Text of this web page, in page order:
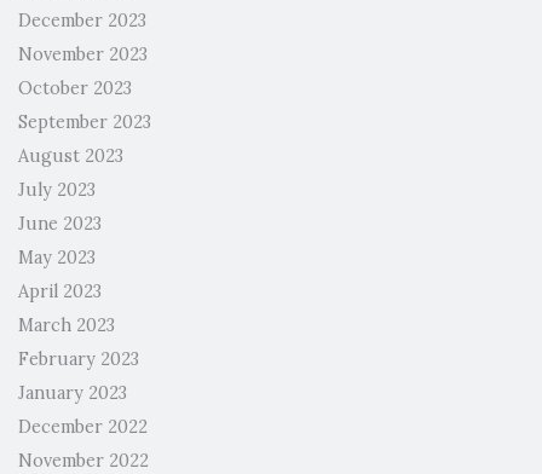
December 2023
November 2023
October 2023
September 2023
August 2023
July 2023
June 2023
May 2023
April 2023
March 2023
February 2023
January 2023
December 2022
November 2022